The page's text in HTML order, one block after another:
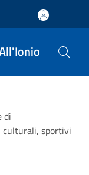
di
culturali, sportivi